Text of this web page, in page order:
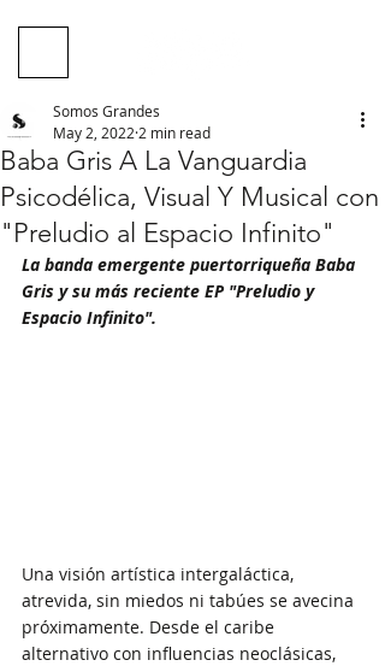
Baba Gris A La Vanguardia
Psicodélica, Visual Y Musical con
"Preludio al Espacio Infinito"
Somos Grandes
May 2, 2022 2 min read
La banda emergente puertorriqueña Baba
Gris y su más reciente EP "Preludio y
Espacio Infinito".
Una visión artística intergaláctica,
atrevida, sin miedos ni tabúes se avecina
próximamente. Desde el caribe
alternativo con influencias neoclásicas,